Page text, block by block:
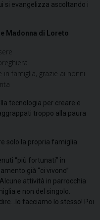
si evangelizza ascoltando i
Madonna di Loreto
famiglia, grazie ai nonni
tecnologia per creare e
troppo alla paura
solo la propria famiglia
“più fortunati” in
già “ci vivono”
attività in parrocchia
e non del singolo.
facciamo lo stesso! Poi